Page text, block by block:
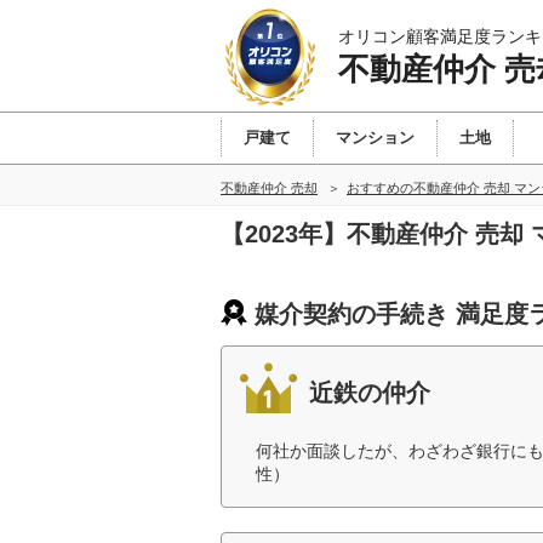
オリコン顧客満足度ラン
不動産仲介
戸建て マンション 土地
不動産仲介 売却 おすすめの不動産仲介 売却 マ
【2023年】不動産仲介 売
媒介契約の手続き 満足度
近鉄の仲介
何社か面談したが、わざわざ銀行に
性）